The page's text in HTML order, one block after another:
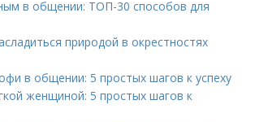
в общении: ТОП-30 способов для
природой в окрестностях
в общении: 5 простых шагов к успеху
женщиной: 5 простых шагов к